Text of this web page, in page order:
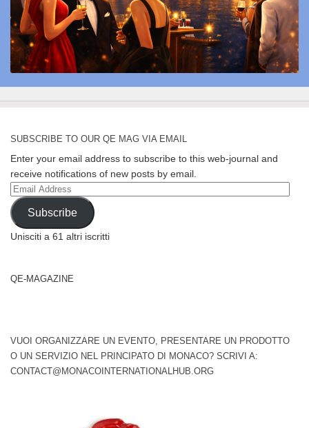
SUBSCRIBE TO OUR QE MAG VIA EMAIL
Enter your email address to subscribe to this web-journal and
receive notifications of new posts by email.
Email
Address
Subscribe
Unisciti a 61 altri iscritti
QE-MAGAZINE
VUOI ORGANIZZARE UN EVENTO, PRESENTARE UN PRODOTTO
O UN SERVIZIO NEL PRINCIPATO DI MONACO? SCRIVI A:
CONTACT@MONACOINTERNATIONALHUB.ORG